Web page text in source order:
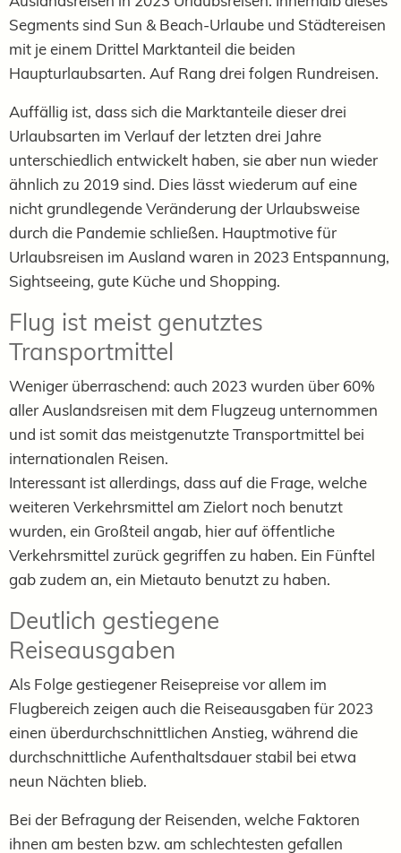
Segments sind Sun & Beach-Urlaube und Städtereisen
mit je einem Drittel Marktanteil die beiden
Haupturlaubsarten. Auf Rang drei folgen Rundreisen.
Auffällig ist, dass sich die Marktanteile dieser drei
Urlaubsarten im Verlauf der letzten drei Jahre
unterschiedlich entwickelt haben, sie aber nun wieder
ähnlich zu 2019 sind. Dies lässt wiederum auf eine
nicht grundlegende Veränderung der Urlaubsweise
durch die Pandemie schließen. Hauptmotive für
Urlaubsreisen im Ausland waren in 2023 Entspannung,
Sightseeing, gute Küche und Shopping.
Flug ist meist genutztes
Transportmittel
Weniger überraschend: auch 2023 wurden über 60%
aller Auslandsreisen mit dem Flugzeug unternommen
und ist somit das meistgenutzte Transportmittel bei
internationalen Reisen.
Interessant ist allerdings, dass auf die Frage, welche
weiteren Verkehrsmittel am Zielort noch benutzt
wurden, ein Großteil angab, hier auf öffentliche
Verkehrsmittel zurück gegriffen zu haben. Ein Fünftel
gab zudem an, ein Mietauto benutzt zu haben.
Deutlich gestiegene
Reiseausgaben
Als Folge gestiegener Reisepreise vor allem im
Flugbereich zeigen auch die Reiseausgaben für 2023
einen überdurchschnittlichen Anstieg, während die
durchschnittliche Aufenthaltsdauer stabil bei etwa
neun Nächten blieb.
Bei der Befragung der Reisenden, welche Faktoren
ihnen am besten bzw. am schlechtesten gefallen